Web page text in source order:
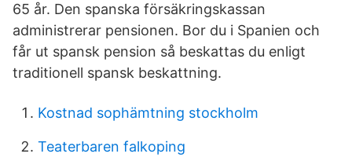
65 år. Den spanska försäkringskassan
administrerar pensionen. Bor du i Spanien och
får ut spansk pension så beskattas du enligt
traditionell spansk beskattning.
Kostnad sophämtning stockholm
Teaterbaren falkoping